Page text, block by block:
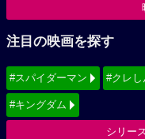
注目の映画を探す
#スパイダーマン #クレし
#キングダム
シリー